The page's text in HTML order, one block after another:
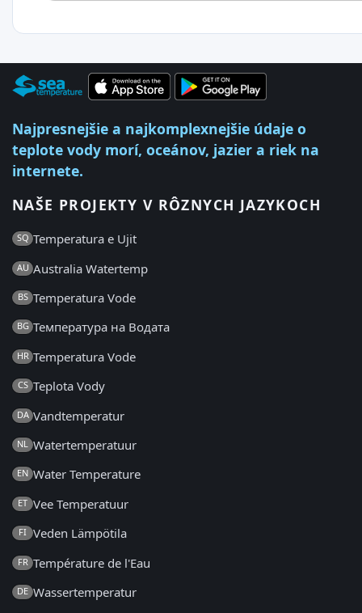
Najpresnejšie a najkomplexnejšie údaje o
teplote vody morí, oceánov, jazier a riek na
internete.
NAŠE PROJEKTY V RÔZNYCH JAZYKOCH
SQ Temperatura e Ujit
AU Australia Watertemp
BS Temperatura Vode
BG Температура на Водата
HR Temperatura Vode
CS Teplota Vody
DA Vandtemperatur
NL Watertemperatuur
EN Water Temperature
ET Vee Temperatuur
FI Veden Lämpötila
FR Température de l'Eau
DE Wassertemperatur